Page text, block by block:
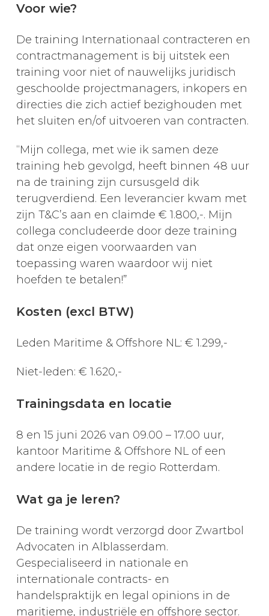
Voor wie?
De training Internationaal contracteren en
contractmanagement is bij uitstek een
training voor niet of nauwelijks juridisch
geschoolde projectmanagers, inkopers en
directies die zich actief bezighouden met
het sluiten en/of uitvoeren van contracten.
“Mijn collega, met wie ik samen deze
training heb gevolgd, heeft binnen 48 uur
na de training zijn cursusgeld dik
terugverdiend. Een leverancier kwam met
zijn T&C’s aan en claimde € 1.800,-. Mijn
collega concludeerde door deze training
dat onze eigen voorwaarden van
toepassing waren waardoor wij niet
hoefden te betalen!”
Kosten (excl BTW)
Leden Maritime & Offshore NL: € 1.299,-
Niet-leden: € 1.620,-
Trainingsdata en locatie
8 en 15 juni 2026 van 09.00 – 17.00 uur,
kantoor Maritime & Offshore NL of een
andere locatie in de regio Rotterdam.
Wat ga je leren?
De training wordt verzorgd door Zwartbol
Advocaten in Alblasserdam.
Gespecialiseerd in nationale en
internationale contracts- en
handelspraktijk en legal opinions in de
maritieme, industriële en offshore sector.